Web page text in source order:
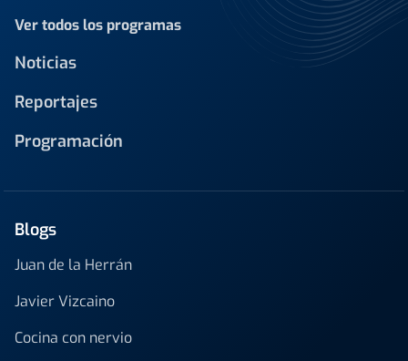
Ver todos los programas
Noticias
Reportajes
Programación
Blogs
Juan de la Herrán
Javier Vizcaino
Cocina con nervio